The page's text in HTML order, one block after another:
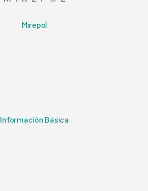
Mirepol
Información Básica